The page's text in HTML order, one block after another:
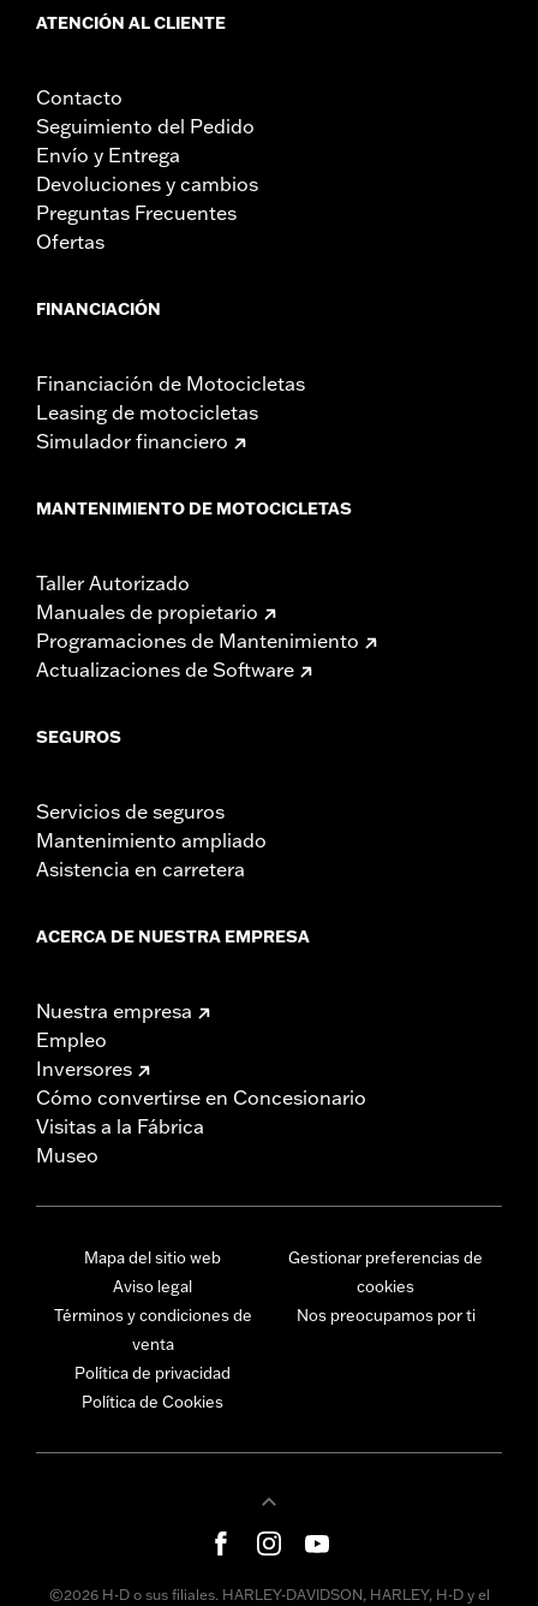
ATENCIÓN AL CLIENTE
Contacto
Seguimiento del Pedido
Envío y Entrega
Devoluciones y cambios
Preguntas Frecuentes
Ofertas
FINANCIACIÓN
Financiación de Motocicletas
Leasing de motocicletas
Simulador financiero
MANTENIMIENTO DE MOTOCICLETAS
Taller Autorizado
Manuales de propietario
Programaciones de Mantenimiento
Actualizaciones de Software
SEGUROS
Servicios de seguros
Mantenimiento ampliado
Asistencia en carretera
ACERCA DE NUESTRA EMPRESA
Nuestra empresa
Empleo
Inversores
Cómo convertirse en Concesionario
Visitas a la Fábrica
Museo
Mapa del sitio web
Aviso legal
Términos y condiciones de
venta
Política de privacidad
Política de Cookies
Gestionar preferencias de
cookies
Nos preocupamos por ti
©2026 H-D o sus filiales. HARLEY-DAVIDSON, HARLEY, H-D y el